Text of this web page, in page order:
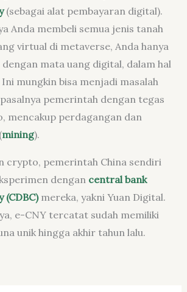
(sebagai alat pembayaran digital).
Anda membeli semua jenis tanah
virtual di metaverse, Anda hanya
mata uang digital, dalam hal
mungkin bisa menjadi masalah
pemerintah dengan tegas
mencakup perdagangan dan
mining).
crypto, pemerintah China sendiri
dengan central bank
mereka, yakni Yuan Digital.
e-CNY tercatat sudah memiliki
unik hingga akhir tahun lalu.